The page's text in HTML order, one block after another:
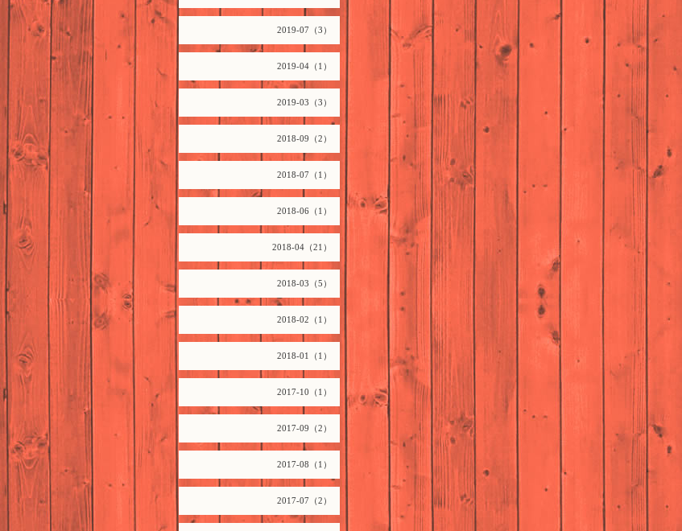
2019-07（3）
2019-04（1）
2019-03（3）
2018-09（2）
2018-07（1）
2018-06（1）
2018-04（21）
2018-03（5）
2018-02（1）
2018-01（1）
2017-10（1）
2017-09（2）
2017-08（1）
2017-07（2）